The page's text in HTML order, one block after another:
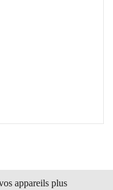
appareils plus